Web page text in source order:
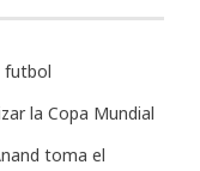
futbol
la Copa Mundial
toma el